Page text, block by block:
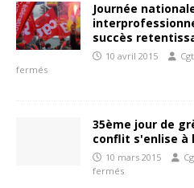
Journée
succès
10 avril 2015
fermés
35ème jour de
conflit s'enlise à
10 mars 2015
fermés